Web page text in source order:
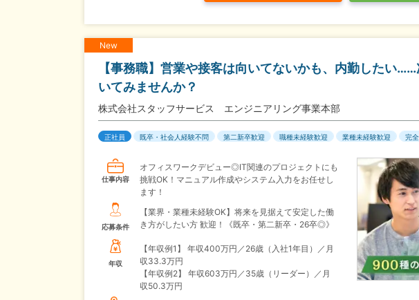
New
【事務職】営業や接客は向いてないかも、内勤したい
いてみませんか？
株式会社スタッフサービス エンジニアリング事業本部
正社員 既卒・社会人経験不問 第二新卒歓迎 職種未経験歓迎 業種未経験歓迎 完
仕事内容
オフィスワークデビュー◎IT関連のプロジェクトにも
挑戦OK！マニュアル作成やシステム入力をお任せし
ます！
応募条件
【業界・業種未経験OK】将来を見据えて安定した働
き方がしたい方 歓迎！《既卒・第二新卒・26卒◎》
年収
【年収例1】
年収400万円／26歳（入社1年目）／月
収33.3万円
【年収例2】
年収603万円／35歳（リーダー）／月
収50.3万円